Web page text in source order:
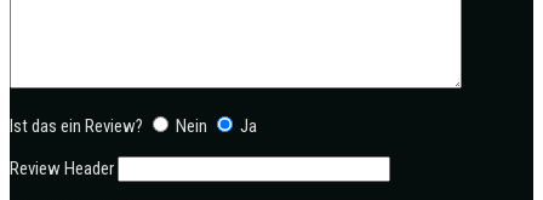
Ist das ein Review? Nein
Ja
Review Header